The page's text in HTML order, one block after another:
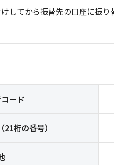
してから振替先の口座に振
ード
桁の番号）